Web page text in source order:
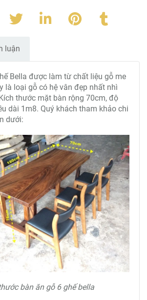
luận
Bella được làm từ chất liệu gỗ me
là loại gỗ có hệ vân đẹp nhất nhì
thước mặt bàn rộng 70cm, độ
dài 1m8. Quý khách tham khảo chi
dưới:
bàn ăn gỗ 6 ghế bella